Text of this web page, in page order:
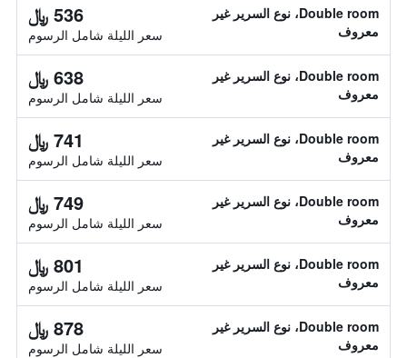
Double room، نوع السرير غير
معروف
536 ﷼
سعر الليلة شامل الرسوم
Double room، نوع السرير غير
معروف
638 ﷼
سعر الليلة شامل الرسوم
Double room، نوع السرير غير
معروف
741 ﷼
سعر الليلة شامل الرسوم
Double room، نوع السرير غير
معروف
749 ﷼
سعر الليلة شامل الرسوم
Double room، نوع السرير غير
معروف
801 ﷼
سعر الليلة شامل الرسوم
Double room، نوع السرير غير
معروف
878 ﷼
سعر الليلة شامل الرسوم